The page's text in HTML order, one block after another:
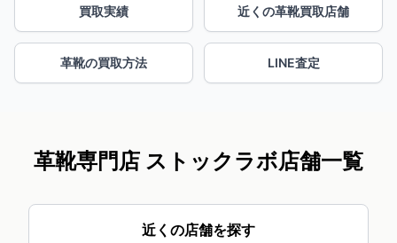
買取実績 近くの革靴買取店舗
革靴の買取方法 LINE査定
革靴専門店 ストックラボ店舗一覧
近くの店舗を探す